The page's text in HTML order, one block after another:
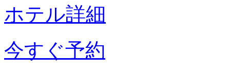
ホテル詳細
今すぐ予約